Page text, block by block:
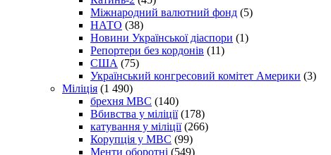
Міжнародний валютний фонд (5)
НАТО (38)
Новини Української діаспори (1)
Репортери без кордонів (11)
США (75)
Український конгресовий комітет Америки (3)
Міліція (1 490)
брехня МВС (140)
Вбивства у міліції(178)
катування у міліції(266)
Корупція у МВС (99)
Менти оборотні (549)